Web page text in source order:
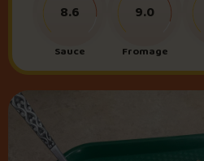
Sauce
8.6
Fromage
9.0